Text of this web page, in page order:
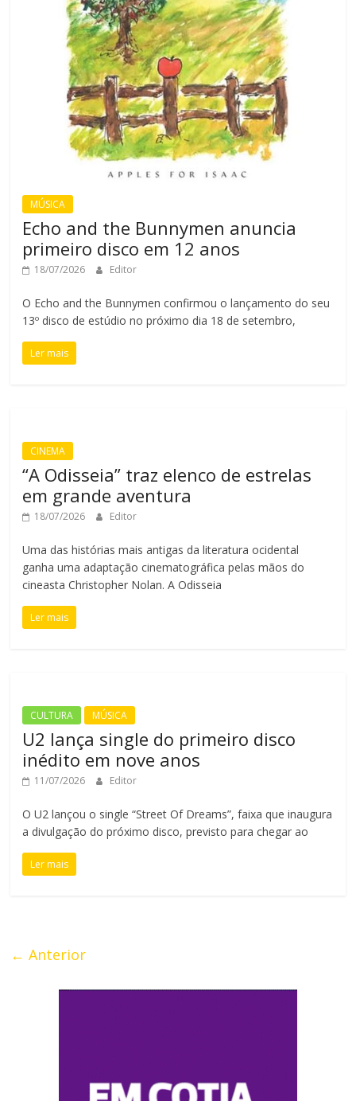
MÚSICA
Echo and the Bunnymen anuncia
primeiro disco em 12 anos
18/07/2026 Editor
O Echo and the Bunnymen confirmou o lançamento do seu
13º disco de estúdio no próximo dia 18 de setembro,
Ler mais
CINEMA
“A Odisseia” traz elenco de estrelas
em grande aventura
18/07/2026 Editor
Uma das histórias mais antigas da literatura ocidental
ganha uma adaptação cinematográfica pelas mãos do
cineasta Christopher Nolan. A Odisseia
Ler mais
CULTURA MÚSICA
U2 lança single do primeiro disco
inédito em nove anos
11/07/2026 Editor
O U2 lançou o single “Street Of Dreams”, faixa que inaugura
a divulgação do próximo disco, previsto para chegar ao
Ler mais
← Anterior